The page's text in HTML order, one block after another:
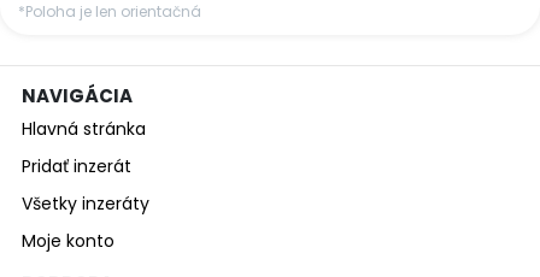
*Poloha je len orientačná
NAVIGÁCIA
Hlavná stránka
Pridať inzerát
Všetky inzeráty
Moje konto